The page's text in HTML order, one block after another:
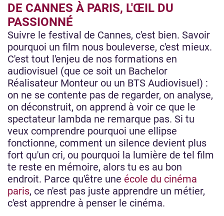
DE CANNES À PARIS, L'ŒIL DU
PASSIONNÉ
Suivre le festival de Cannes, c'est bien. Savoir
pourquoi un film nous bouleverse, c'est mieux.
C'est tout l'enjeu de nos formations en
audiovisuel (que ce soit un Bachelor
Réalisateur Monteur ou un BTS Audiovisuel) :
on ne se contente pas de regarder, on analyse,
on déconstruit, on apprend à voir ce que le
spectateur lambda ne remarque pas. Si tu
veux comprendre pourquoi une ellipse
fonctionne, comment un silence devient plus
fort qu'un cri, ou pourquoi la lumière de tel film
te reste en mémoire, alors tu es au bon
endroit. Parce qu'être une école du cinéma
paris, ce n'est pas juste apprendre un métier,
c'est apprendre à penser le cinéma.